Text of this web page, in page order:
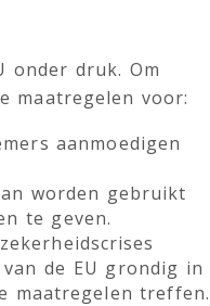
onder druk. Om
maatregelen voor:
aanmoedigen
worden gebruikt
te geven.
van de EU grondig in
maatregelen treffen.